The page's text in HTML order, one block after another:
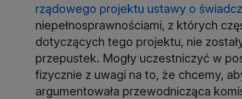
rządowego projektu ustawy o
niepełnosprawnościami, z których
dotyczących tego projektu, nie
przepustek. Mogły uczestniczyć w
fizycznie z uwagi na to, że chcemy,
argumentowała przewodnicząca